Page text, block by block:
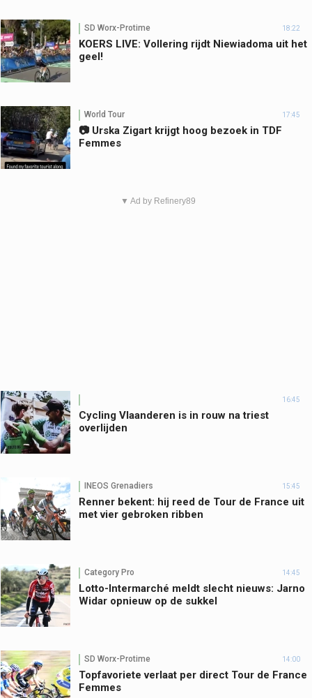
SD Worx-Protime 18:22
KOERS LIVE: Vollering rijdt Niewiadoma uit het
geel!
World Tour 17:45
📷 Urska Zigart krijgt hoog bezoek in TDF
Femmes
▼ Ad by Refinery89
16:45
Cycling Vlaanderen is in rouw na triest
overlijden
INEOS Grenadiers 15:45
Renner bekent: hij reed de Tour de France uit
met vier gebroken ribben
Category Pro 14:45
Lotto-Intermarché meldt slecht nieuws: Jarno
Widar opnieuw op de sukkel
SD Worx-Protime 14:00
Topfavoriete verlaat per direct Tour de France
Femmes